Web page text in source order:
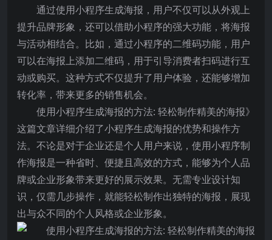
通过使用小程序生成海报，用户不仅可以从外观上
提升品牌形象，还可以借助小程序的强大功能，将海报
与活动相结合。比如，通过小程序的二维码功能，用户
可以在海报上添加二维码，用于引导消费者扫码进行互
动或购买。这种方式不仅提升了用户体验，还能够增加
转化率，带来更多的销售机会。
使用小程序生成海报的方法: 轻松制作精美的海报》
这篇文章详细介绍了小程序生成海报的优势和操作方
法。不论是对于企业还是个人用户来说，使用小程序制
作海报是一种省时、便捷且高效的方式，能够为个人品
牌或企业形象带来更好的展示效果。无需专业设计知
识，仅需几步操作，就能轻松制作出独特的海报，展现
出与众不同的个人风格或企业形象。